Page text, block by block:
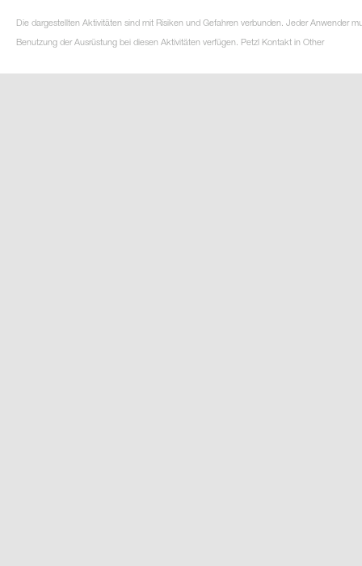
Die dargestellten Aktivitäten sind mit Risiken und Gefahren verbunden. Jeder Anwender
Benutzung der Ausrüstung bei diesen Aktivitäten verfügen. Petzl Kontakt in Other